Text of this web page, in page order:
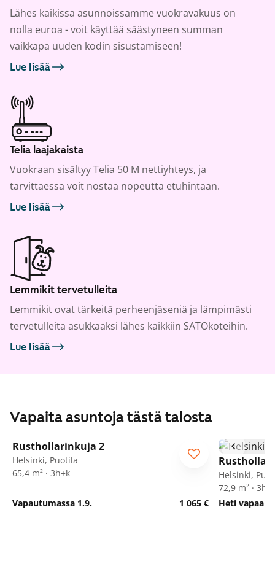
Lähes kaikissa asunnoissamme vuokravakuus on
nolla euroa - voit käyttää säästyneen summan
vaikkapa uuden kodin sisustamiseen!
Lue lisää
Telia laajakaista
Vuokraan sisältyy Telia 50 M nettiyhteys, ja
tarvittaessa voit nostaa nopeutta etuhintaan.
Lue lisää
Lemmikit tervetulleita
Lemmikit ovat tärkeitä perheenjäseniä ja lämpimästi
tervetulleita asukkaaksi lähes kaikkiin SATOkoteihin.
Lue lisää
Vapaita asuntoja tästä talosta
/21
Rusthollarinkuja 2
Helsinki, Puotila
65,4 m² · 3h+k
Vapautumassa 1.9. 1 065 €
Helsinki,
72,9 m² ·
Heti vapaa